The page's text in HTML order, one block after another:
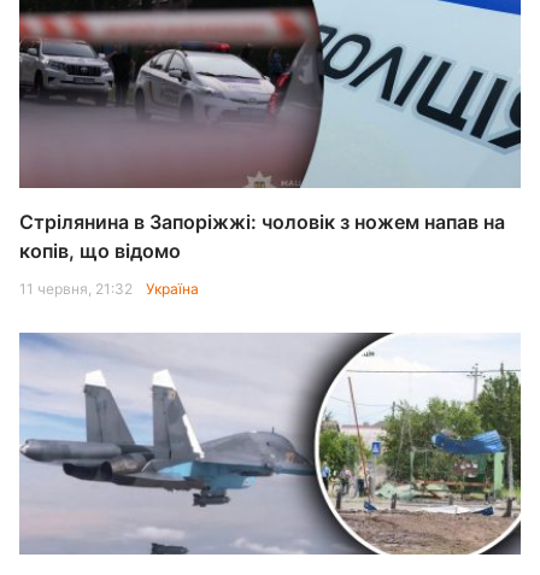
Стрілянина в Запоріжжі: чоловік з ножем напав на
копів, що відомо
11 червня, 21:32 Україна